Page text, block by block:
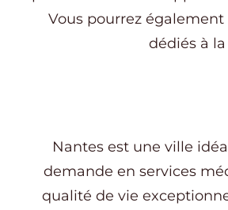
Vous pourrez
dédiés à
Nantes est une ville
demande en services
qualité de vie